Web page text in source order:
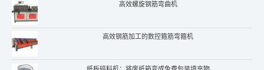
高效螺旋钢筋弯曲机
高效钢筋加工的数控箍筋弯箍机